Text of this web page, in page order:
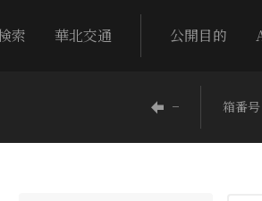
索 華北交通 公開目的
− 箱番